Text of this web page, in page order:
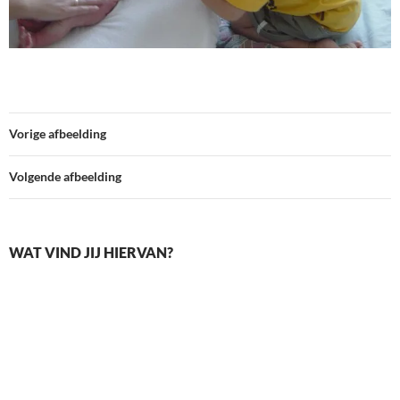
Vorige afbeelding
Volgende afbeelding
WAT VIND JIJ HIERVAN?